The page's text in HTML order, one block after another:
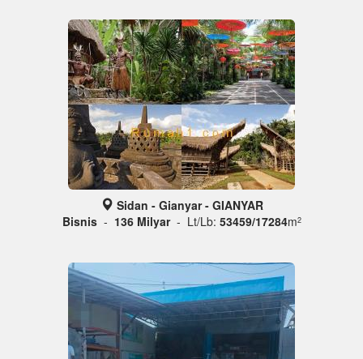
Sidan - Gianyar - GIANYAR
Bisnis- 136 Milyar - Lt/Lb: 53459/17284m2